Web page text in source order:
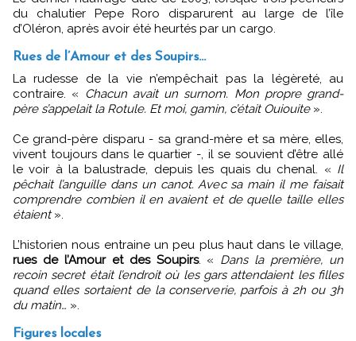
du chalutier Pepe Roro disparurent au large de l’île
d’Oléron, après avoir été heurtés par un cargo.
Rues de l’Amour et des Soupirs…
La rudesse de la vie n’empêchait pas la légèreté, au
contraire. « Chacun avait un surnom. Mon propre grand-
père s’appelait la Rotule. Et moi, gamin, c’était Ouiouite».
Ce grand-père disparu - sa grand-mère et sa mère, elles,
vivent toujours dans le quartier -, il se souvient d’être allé
le voir à la balustrade, depuis les quais du chenal. « Il
pêchait l’anguille dans un canot. Avec sa main il me faisait
comprendre combien il en avaient et de quelle taille elles
étaient».
L’historien nous entraine un peu plus haut dans le village,
rues de l’Amour et des Soupirs. « Dans la première, un
recoin secret était l’endroit où les gars attendaient les filles
quand elles sortaient de la conserverie, parfois à 2h ou 3h
du matin… ».
Figures locales